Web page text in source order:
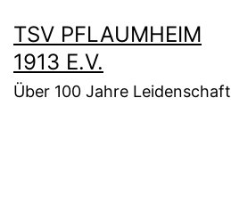
Inhalt
springen
TSV PFLAUMHEIM
1913 E.V.
Über 100 Jahre Leidenschaft